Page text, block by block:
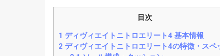
目次
1 ディヴィエイトニトロエリート4 基本情報
2 ディヴィエイトニトロエリート4の特徴・スペ